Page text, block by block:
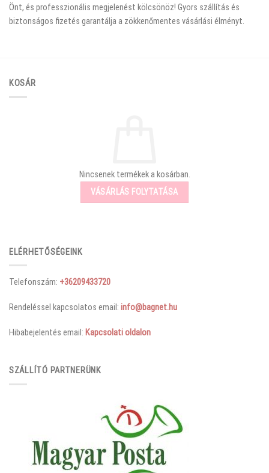
Önt, és professzionális megjelenést kölcsönöz! Gyors szállítás és
biztonságos fizetés garantálja a zökkenőmentes vásárlási élményt.
KOSÁR
Nincsenek termékek a kosárban.
VÁSÁRLÁS FOLYTATÁSA
ELÉRHETŐSÉGEINK
Telefonszám: +36209433720
Rendeléssel kapcsolatos email: info@bagnet.hu
Hibabejelentés email: Kapcsolati oldalon
SZÁLLÍTÓ PARTNERÜNK